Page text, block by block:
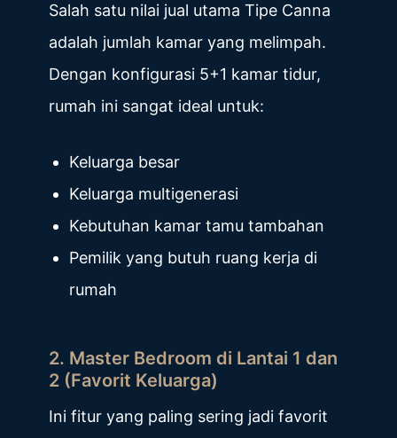
Salah satu nilai jual utama Tipe Canna
adalah jumlah kamar yang melimpah.
Dengan konfigurasi 5+1 kamar tidur,
rumah ini sangat ideal untuk:
Keluarga besar
Keluarga multigenerasi
Kebutuhan kamar tamu tambahan
Pemilik yang butuh ruang kerja di
rumah
2. Master Bedroom di Lantai 1 dan
2 (Favorit Keluarga)
Ini fitur yang paling sering jadi favorit